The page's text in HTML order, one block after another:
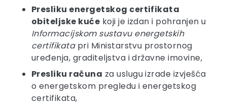
Presliku energetskog certifikata
obiteljske kuće koji je izdan i pohranjen u
Informacijskom sustavu energetskih
certifikatapri Ministarstvu prostornog
uređenja, graditeljstva i državne imovine,
Presliku računa za uslugu izrade izvješća
o energetskom pregledu i energetskog
certifikata,